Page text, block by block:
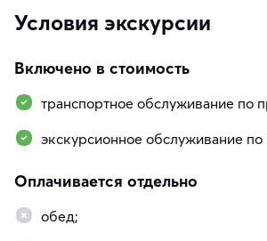
Условия экскурсии
Включено в стоимость
транспортное обслуживание по
экскурсионное обслуживание
Оплачивается отдельно
обед;